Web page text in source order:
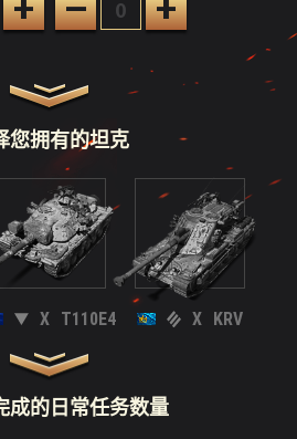
+ – +
您拥有的坦克
X T110E4 X KRV
成的日常任务数量